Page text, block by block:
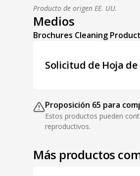
Producto de origen EE. UU.
Medios
Brochures Cleaning
Solicitud de Hoja de
Proposición 65 para
Estos productos pueden
reproductivos.
Más productos